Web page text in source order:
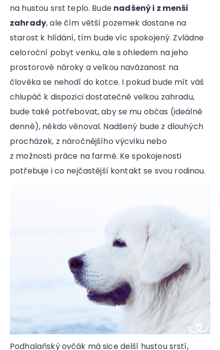
na hustou srst teplo. Bude nadšený i z menší
zahrady, ale čím větší pozemek dostane na
starost k hlídání, tím bude víc spokojený. Zvládne
celoroční pobyt venku, ale s ohledem na jeho
prostorové nároky a velkou navázanost na
člověka se nehodí do kotce. I pokud bude mít váš
chlupáč k dispozici dostatečně velkou zahradu,
bude také potřebovat, aby se mu občas (ideálně
denně), někdo věnoval. Nadšený bude z dlouhých
procházek, z náročnějšího výcviku nebo
z možnosti práce na farmě. Ke spokojenosti
potřebuje i co nejčastější kontakt se svou rodinou.
Podhalaňský ovčák má sice delší hustou srstí,